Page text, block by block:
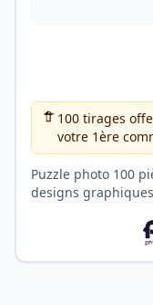
100 tirages
votre 1ère
Puzzle photo 100
designs